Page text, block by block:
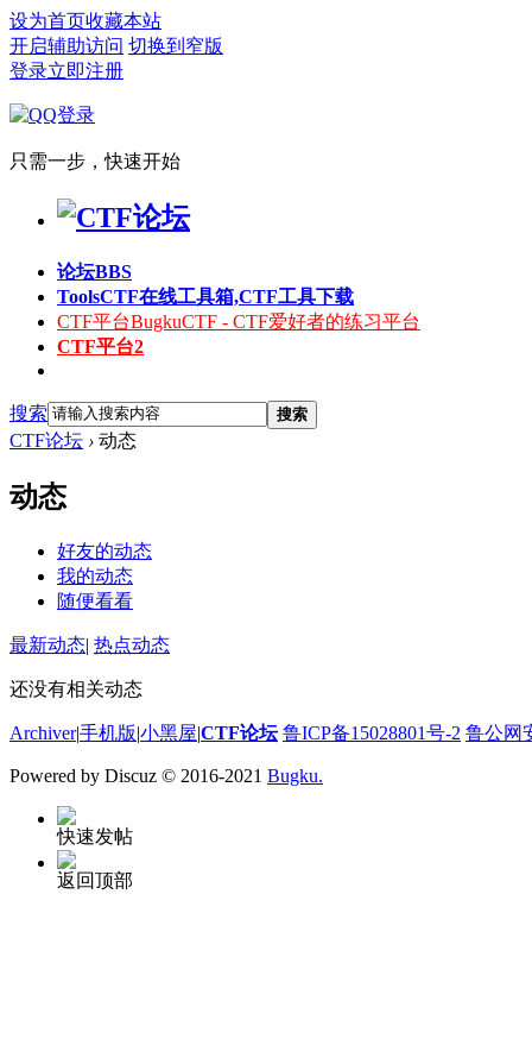
设为首页收藏本站
开启辅助访问 切换到窄版
登录立即注册
只需一步，快速开始
论坛BBS
ToolsCTF在线工具箱,CTF工具下载
CTF平台BugkuCTF - CTF爱好者的练习平台
CTF平台2
搜索 搜索
CTF论坛 › 动态
动态
好友的动态
我的动态
随便看看
最新动态| 热点动态
还没有相关动态
Archiver|手机版|小黑屋|CTF论坛 鲁ICP备15028801号-2 鲁公网
Powered by Discuz © 2016-2021 Bugku.
快速发帖
返回顶部